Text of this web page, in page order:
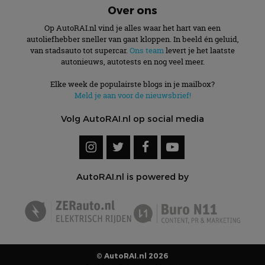
Over ons
Op AutoRAI.nl vind je alles waar het hart van een
autoliefhebber sneller van gaat kloppen. In beeld én geluid,
van stadsauto tot supercar. Ons teamlevert je het laatste
autonieuws, autotests en nog veel meer.
Elke week de populairste blogs in je mailbox?
Meld je aan voor de nieuwsbrief!
Volg AutoRAI.nl op social media
AutoRAI.nl is powered by
© AutoRAI.nl 2026